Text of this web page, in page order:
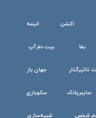
اکشن انیمه
بقا بیت دم آپ
تاثیرگذار جهان باز
سایبرپانک سکوبازی
شخص شبیه‌سازی